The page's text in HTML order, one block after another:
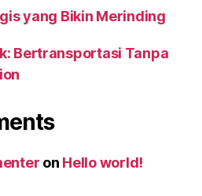
yang Bikin Merinding
Bertransportasi Tanpa
on Hello world!